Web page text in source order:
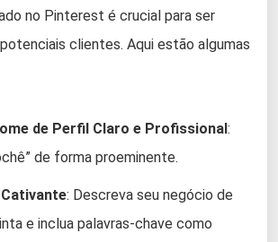
no Pinterest é crucial para ser
clientes. Aqui estão algumas
de Perfil Claro e Profissional:
de forma proeminente.
: Descreva seu negócio de
e inclua palavras-chave como